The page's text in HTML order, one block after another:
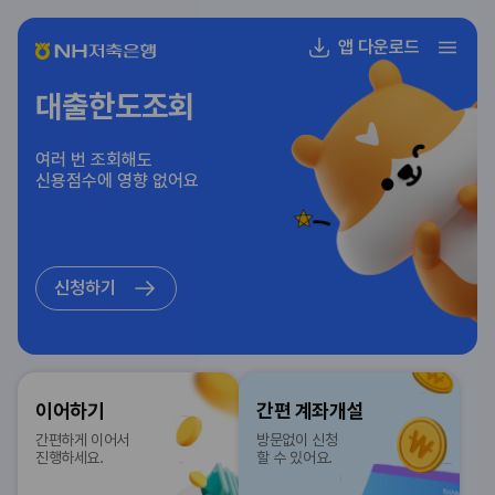
앱 다운로드
대출한도조회
여러 번 조회해도
신용점수에 영향 없어요
신청하기
이어하기
간편하게 이어서
진행하세요.
간편 계좌개설
방문없이 신청
할 수 있어요.